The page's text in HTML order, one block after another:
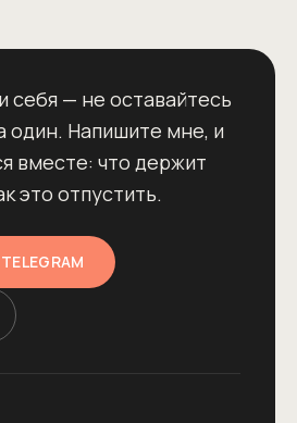
себя — не оставайтесь
один. Напишите мне, и
вместе: что держит
это отпустить.